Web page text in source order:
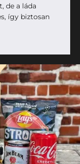
de a láda
így biztosan